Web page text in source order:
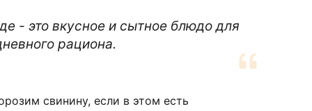
- это вкусное и сытное блюдо для
рациона.
свинину, если в этом есть